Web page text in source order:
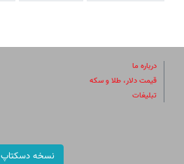
درباره ما
قیمت دلار، طلا و سکه
تبلیغات
نسخه دسکتاپ